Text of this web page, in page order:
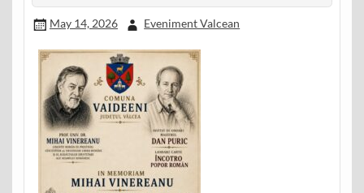
May 14, 2026 Eveniment Valcean